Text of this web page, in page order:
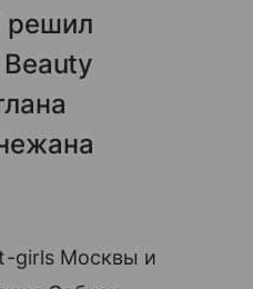
решил
girls Москвы и